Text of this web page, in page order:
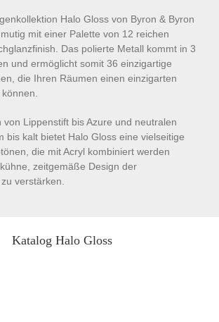
Halo Gloss von Byron & Byron
mit einer Palette von 12 reichen
Das polierte Metall kommt in 3
und ermöglicht somit 36 einzigartige
die Ihren Räumen einen einzigarten
von Lippenstift bis Azure und neutralen
bis kalt bietet Halo Gloss eine vielseitige
die mit Acryl kombiniert werden
zeitgemäße Design der
verstärken.
Katalog Halo Gloss